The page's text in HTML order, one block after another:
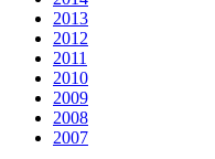
2013
2012
2011
2010
2009
2008
2007